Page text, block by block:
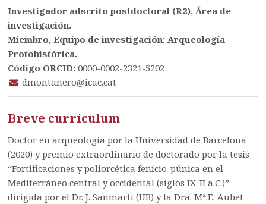
Investigador adscrito postdoctoral (R2), Área de
investigación.
Miembro, Equipo de investigación: Arqueología
Protohistórica.
Código ORCID: 0000-0002-2321-5202
dmontanero@icac.cat
Breve currículum
Doctor en arqueología por la Universidad de Barcelona
(2020) y premio extraordinario de doctorado por la tesis
“Fortificaciones y poliorcética fenicio-púnica en el
Mediterráneo central y occidental (siglos IX-II a.C.)”
dirigida por el Dr. J. Sanmartí (UB) y la Dra. Mª.E. Aubet